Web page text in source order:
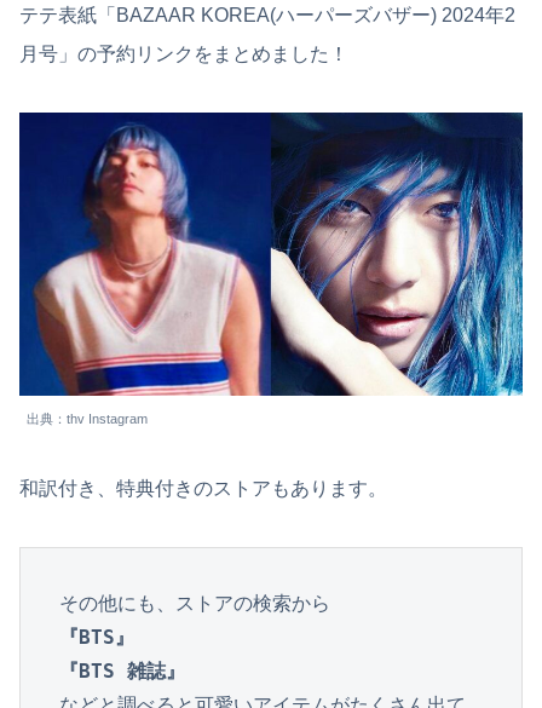
テテ表紙「BAZAAR KOREA(ハーパーズバザー) 2024年2
月号」の予約リンクをまとめました！
出典：thv Instagram
和訳付き、特典付きのストアもあります。
『BTS』
『BTS 雑誌』